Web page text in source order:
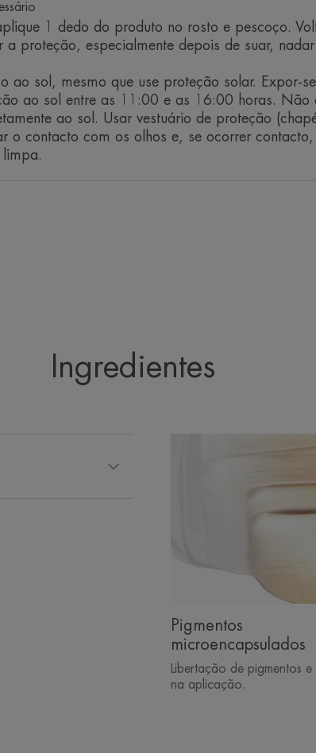
dos raios solares.
Textura ultrafluida e leve: permite uma
Tecnologia de encapsulamento
libertados aquando da aplicação para
Antioxidante: ajuda a proteger as
Resistente à água: protege a pele dos
enquanto nada.
1 dedo do produto no rosto e pescoço.
a proteção, especialmente depois de suar,
ao sol, mesmo que use proteção solar. Expor-
ao sol entre as 11:00 e as 16:00 horas. Não
ao sol. Usar vestuário de proteção
o contacto com os olhos e, se ocorrer
Ingredientes
Pigmentos
microencapsulados
Libertação de pigmentos
na aplicação.